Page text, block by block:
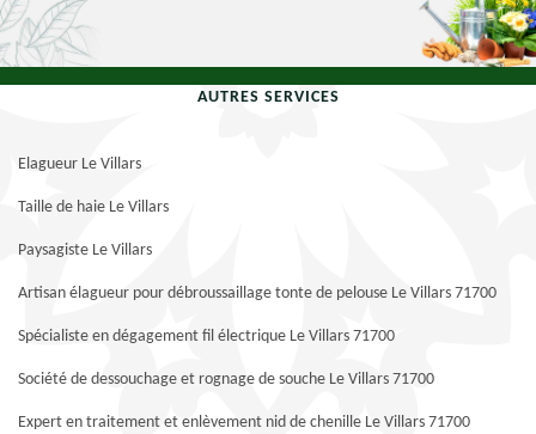
AUTRES SERVICES
Elagueur Le Villars
Taille de haie Le Villars
Paysagiste Le Villars
Artisan élagueur pour débroussaillage tonte de pelouse Le Villars 71700
Spécialiste en dégagement fil électrique Le Villars 71700
Société de dessouchage et rognage de souche Le Villars 71700
Expert en traitement et enlèvement nid de chenille Le Villars 71700